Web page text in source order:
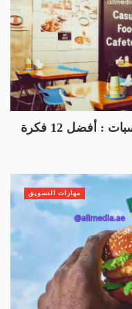
أفضل 12 فكرة
مهارات التسويق